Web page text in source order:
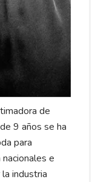
de
9 años se ha
para
e
industria